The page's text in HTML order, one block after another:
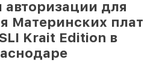
для
Материнских плат
Krait Edition в